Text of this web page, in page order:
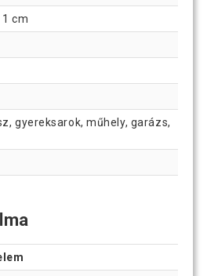
1 cm
gyereksarok, műhely, garázs,